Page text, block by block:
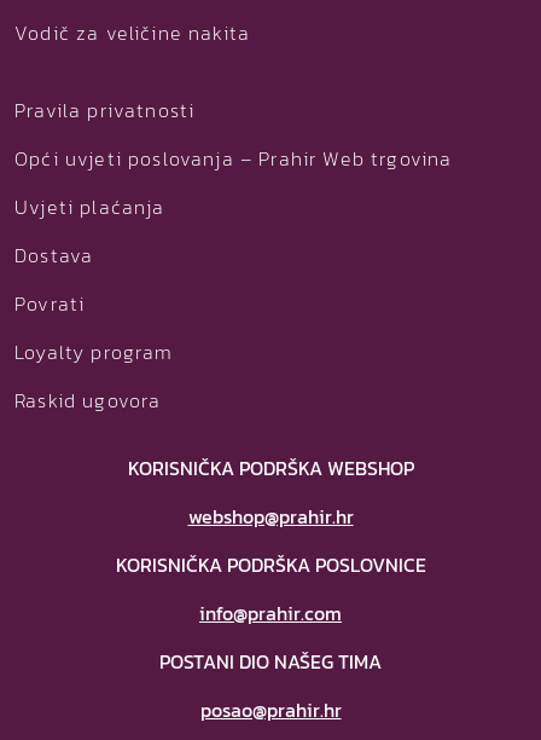
Vodič za veličine nakita
Pravila privatnosti
Opći uvjeti poslovanja – Prahir Web trgovina
Uvjeti plaćanja
Dostava
Povrati
Loyalty program
Raskid ugovora
KORISNIČKA PODRŠKA WEBSHOP
webshop@prahir.hr
KORISNIČKA PODRŠKA POSLOVNICE
info@prahir.com
POSTANI DIO NAŠEG TIMA
posao@prahir.hr